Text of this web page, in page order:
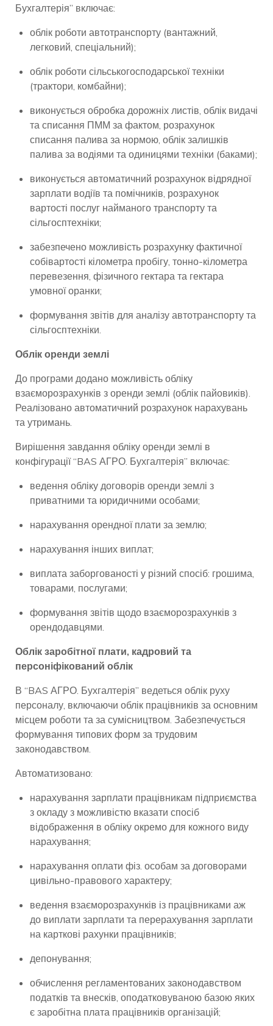
Бухгалтерія” включає:
облік роботи автотранспорту (вантажний,
легковий, спеціальний);
облік роботи сільськогосподарської техніки
(трактори, комбайни);
виконується обробка дорожніх листів, облік видачі
та списання ПММ за фактом, розрахунок
списання палива за нормою, облік залишків
палива за водіями та одиницями техніки (баками);
виконується автоматичний розрахунок відрядної
зарплати водіїв та помічників, розрахунок
вартості послуг найманого транспорту та
сільгосптехніки;
забезпечено можливість розрахунку фактичної
собівартості кілометра пробігу, тонно-кілометра
перевезення, фізичного гектара та гектара
умовної оранки;
формування звітів для аналізу автотранспорту та
сільгосптехніки.
Облік оренди землі
До програми додано можливість обліку
взаєморозрахунків з оренди землі (облік пайовиків).
Реалізовано автоматичний розрахунок нарахувань
та утримань.
Вирішення завдання обліку оренди землі в
конфігурації “BAS АГРО. Бухгалтерія” включає:
ведення обліку договорів оренди землі з
приватними та юридичними особами;
нарахування орендної плати за землю;
нарахування інших виплат;
виплата заборгованості у різний спосіб: грошима,
товарами, послугами;
формування звітів щодо взаєморозрахунків з
орендодавцями.
Облік заробітної плати, кадровий та
персоніфікований облік
В “BAS АГРО. Бухгалтерія” ведеться облік руху
персоналу, включаючи облік працівників за основним
місцем роботи та за сумісництвом. Забезпечується
формування типових форм за трудовим
законодавством.
Автоматизовано:
нарахування зарплати працівникам підприємства
з окладу з можливістю вказати спосіб
відображення в обліку окремо для кожного виду
нарахування;
нарахування оплати фіз. особам за договорами
цивільно-правового характеру;
ведення взаєморозрахунків із працівниками аж
до виплати зарплати та перерахування зарплати
на карткові рахунки працівників;
депонування;
обчислення регламентованих законодавством
податків та внесків, оподатковуваною базою яких
є заробітна плата працівників організацій;